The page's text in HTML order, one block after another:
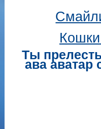
Кошки
Ты
ава аватар